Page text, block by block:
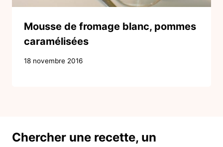
Mousse de fromage blanc, pommes
caramélisées
Par
18 novembre 2016
Chercher une recette, un